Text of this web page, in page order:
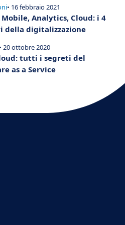
• 16 febbraio 2021
Mobile, Analytics, Cloud: i 4
della digitalizzazione
• 20 ottobre 2020
tutti i segreti del
as a Service